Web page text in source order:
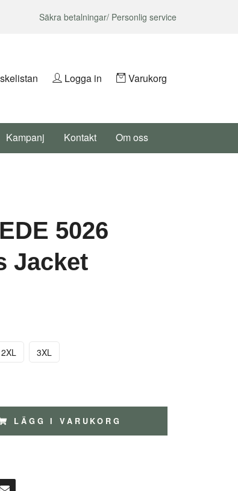
Säkra betalningar/ Personlig service
Logga in Varukorg
Kampanj Kontakt Om oss
5026
Jacket
2XL 3XL
LÄGG I VARUKORG